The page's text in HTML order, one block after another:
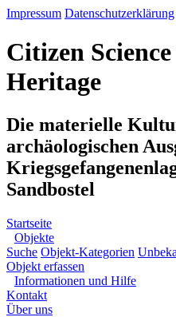
Impressum Datenschutzerklärung
Citizen
Heritage
Die materielle
archäologischen
Sandbostel
Startseite
Objekte
Suche Objekt-Kategorien
Objekt erfassen
Informationen und Hilfe
Kontakt
Über uns